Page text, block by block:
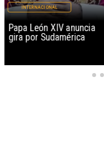
Papa León XIV anuncia
gira por Sudamérica
INTERNACIONAL